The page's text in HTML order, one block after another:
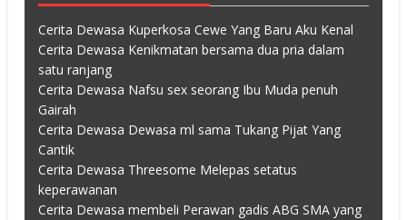
Cerita Dewasa Kuperkosa Cewe Yang Baru Aku Kenal
Cerita Dewasa Kenikmatan bersama dua pria dalam
satu ranjang
Cerita Dewasa Nafsu sex seorang Ibu Muda penuh
Gairah
Cerita Dewasa Dewasa ml sama Tukang Pijat Yang
Cantik
Cerita Dewasa Threesome Melepas setatus
keperawanan
Cerita Dewasa membeli Perawan gadis ABG SMA yang